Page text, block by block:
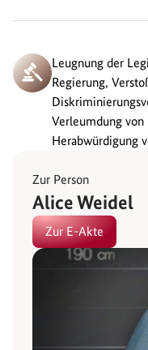
Leugnung der
Regierung,
Verleumdung
Herabwürdigung
Zur Person
Alice Weidel
Zur E-Akte